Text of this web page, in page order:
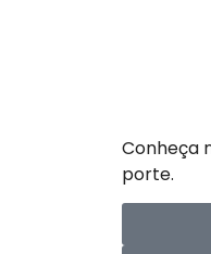
Conheça
porte.